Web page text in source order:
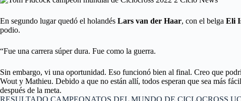
En segundo lugar quedó el holandés Lars van der Haar, con el belga Eli
podio.
“Fue una carrera súper dura. Fue como la guerra.
Sin embargo, vi una oportunidad. Eso funcionó bien al final. Creo que
Wout y Mathieu. Debido a que no están allí, todos esperan que sea más
después de la meta.